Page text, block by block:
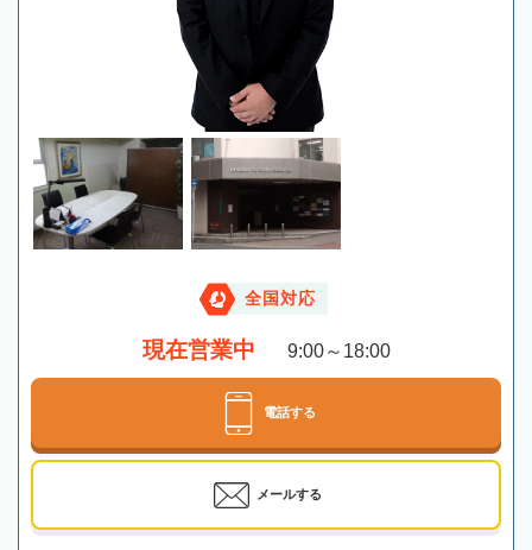
全国対応
現在営業中 9:00～18:00
電話する
メールする